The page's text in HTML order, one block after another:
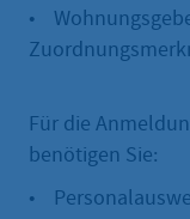
•
Für die
benötigen Sie:
•